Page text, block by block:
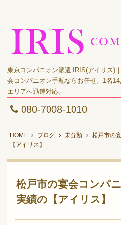
東京コンパニオン派遣 IRIS(アイリス)
会コンパニオン手配ならお任せ。1名
エリアへ迅速対応。
080-7008-1010
HOME ブログ 未分類
松戸市の
【アイリス】
松戸市の宴会コンパ
実績の【アイリス】